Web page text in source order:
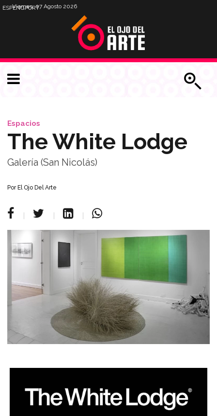
Viernes, 07 Agosto 2026
ESPENGPORT
Espacios
The White Lodge
Galería (San Nicolás)
Por El Ojo Del Arte